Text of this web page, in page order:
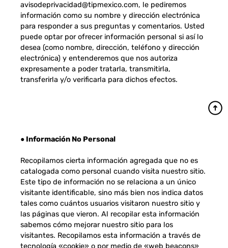
avisodeprivacidad@tipmexico.com, le pediremos
información como su nombre y dirección electrónica
para responder a sus preguntas y comentarios. Usted
puede optar por ofrecer información personal si así lo
desea (como nombre, dirección, teléfono y dirección
electrónica) y entenderemos que nos autoriza
expresamente a poder tratarla, transmitirla,
transferirla y/o verificarla para dichos efectos.
● Información No Personal
Recopilamos cierta información agregada que no es
catalogada como personal cuando visita nuestro sitio.
Este tipo de información no se relaciona a un único
visitante identificable, sino más bien nos indica datos
tales como cuántos usuarios visitaron nuestro sitio y
las páginas que vieron. Al recopilar esta información
sabemos cómo mejorar nuestro sitio para los
visitantes. Recopilamos esta información a través de
tecnología «cookie» o por medio de «web beacons»